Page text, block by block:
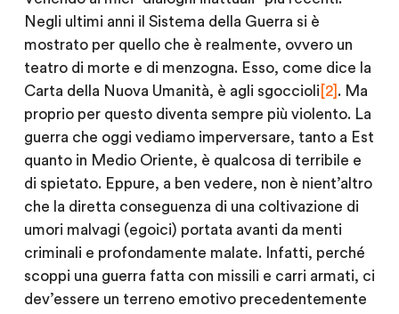
Negli ultimi anni il Sistema della Guerra si è
mostrato per quello che è realmente, ovvero un
teatro di morte e di menzogna. Esso, come dice la
Carta della Nuova Umanità, è agli sgoccioli [2] . Ma
proprio per questo diventa sempre più violento. La
guerra che oggi vediamo imperversare, tanto a Est
quanto in Medio Oriente, è qualcosa di terribile e
di spietato. Eppure, a ben vedere, non è nient’altro
che la diretta conseguenza di una coltivazione di
umori malvagi (egoici) portata avanti da menti
criminali e profondamente malate. Infatti, perché
scoppi una guerra fatta con missili e carri armati, ci
dev’essere un terreno emotivo precedentemente